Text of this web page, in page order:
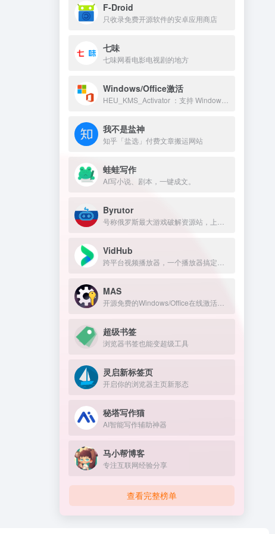
F-Droid
只收录免费开源软件的安卓应用商店
七味
七味网看电影电视剧的地方
Windows/Office激活
我不是盐神
知乎「盐选」付费文章搬运网站
蛙蛙写作
AI写小说、剧本，一键成文。
Byrutor
VidHub
MAS
超级书签
浏览器书签也能变超级工具
灵启新标签页
开启你的浏览器主页新形态
秘塔写作猫
AI智能写作辅助神器
马小帮博客
专注互联网经验分享
查看完整榜单